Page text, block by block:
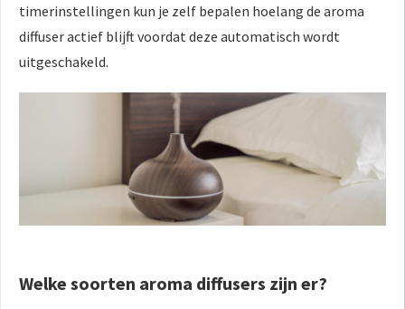
timerinstellingen kun je zelf bepalen hoelang de aroma
diffuser actief blijft voordat deze automatisch wordt
uitgeschakeld.
Welke soorten aroma diffusers zijn er?